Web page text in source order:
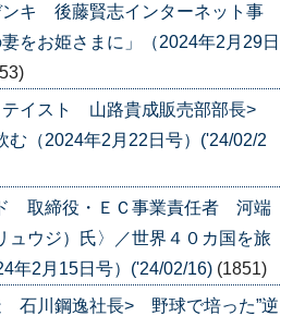
キ 後藤賢志インターネット事
をお姫さまに」（2024年2月29日
テイスト 山路貴成販売部部長>
む（2024年2月22日号）('24/02/2
取締役・ＥＣ事業責任者 河端
ュウジ）氏〉／世界４０カ国を旅
年2月15日号）('24/02/16) (1851)
石川鋼逸社長> 野球で培った”逆